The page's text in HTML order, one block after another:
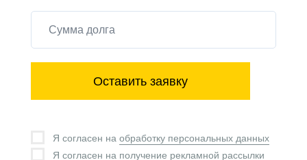
Оставить заявку
Я согласен на обработку персональных данных
Я согласен на получение рекламной рассылки